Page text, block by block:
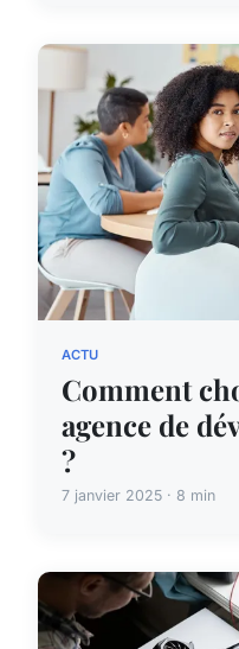
ACTU
Comment
agence de
?
7 janvier 2025 · 8 min